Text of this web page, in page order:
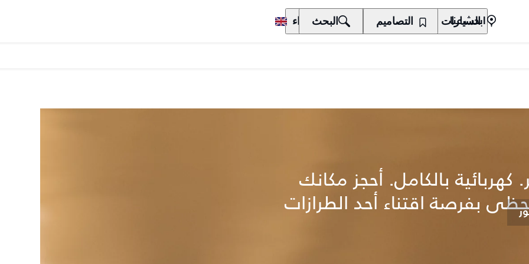
السيارات المالكون الاكتشاف الشراء ابحث عنا التصاميم البحث
بالكامل. أحجز مكانك
بفرصة اقتناء أحد الطرازات